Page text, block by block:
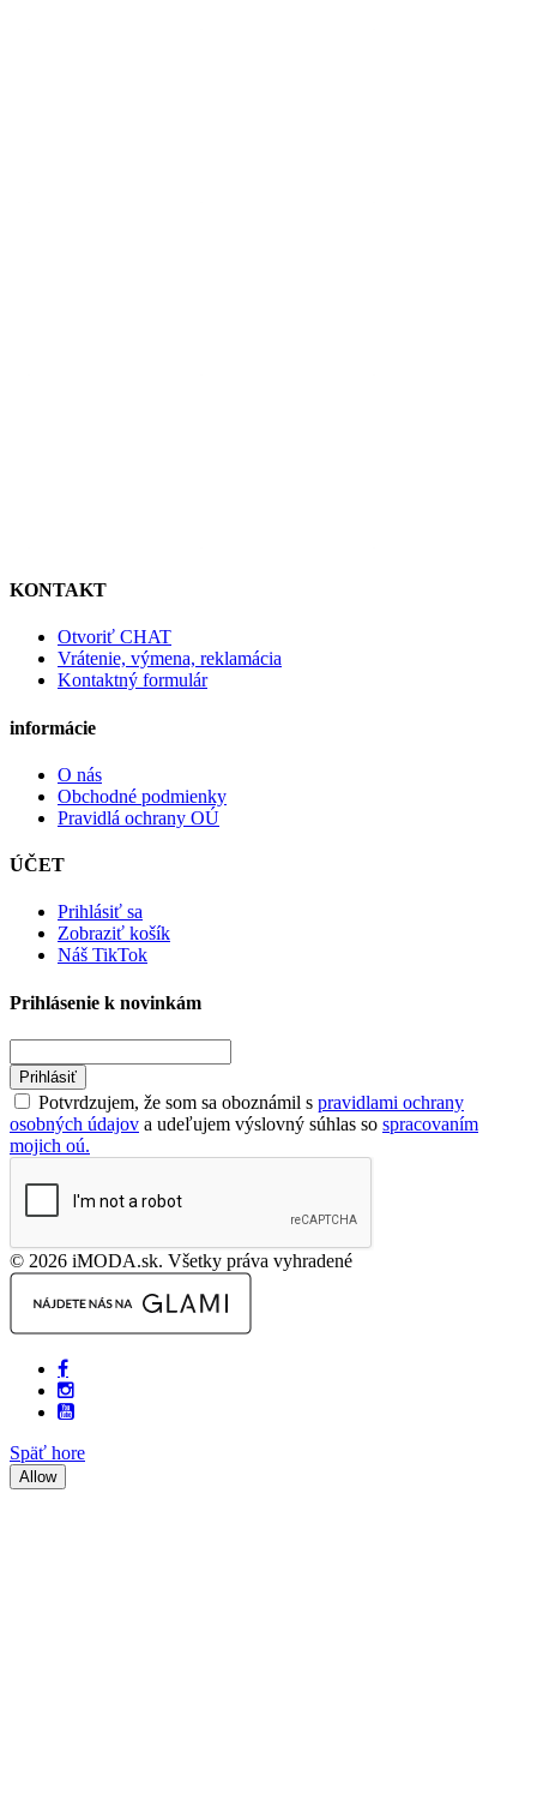
KONTAKT
Otvoriť CHAT
Vrátenie, výmena, reklamácia
Kontaktný formulár
informácie
O nás
Obchodné podmienky
Pravidlá ochrany OÚ
ÚČET
Prihlásiť sa
Zobraziť košík
Náš TikTok
Prihlásenie k novinkám
Prihlásiť
Potvrdzujem, že som sa oboznámil s pravidlami ochrany
osobných údajov a udeľujem výslovný súhlas so spracovaním
mojich oú.
© 2026 iMODA.sk. Všetky práva vyhradené
Späť hore
Allow